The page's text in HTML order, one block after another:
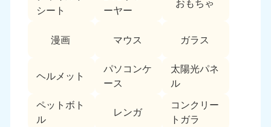
シート
ーヤー
おもちゃ
漫画 マウス ガラス
ヘルメット
パソコンケ
ース
太陽光パネ
ル
ペットボト
ル
レンガ
コンクリー
トガラ
滋賀県
9:00〜19:00 年中無休 9:00〜19:00 年中無休
050-1881-5248
中国